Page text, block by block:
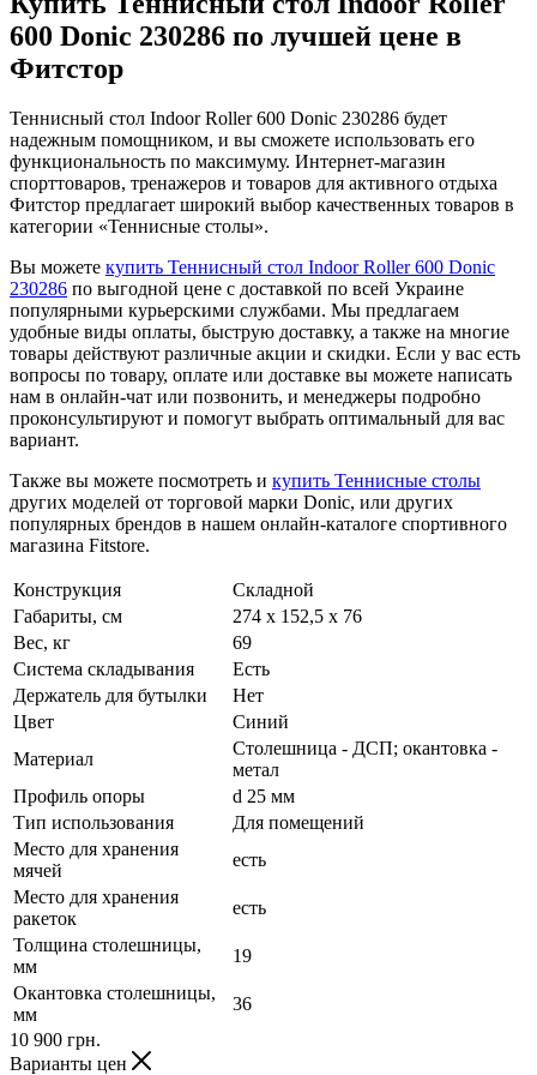
600 Donic 230286 по лучшей цене в
Фитстор
Теннисный стол Indoor Roller 600 Donic 230286 будет
надежным помощником, и вы сможете использовать его
функциональность по максимуму. Интернет-магазин
спорттоваров, тренажеров и товаров для активного отдыха
Фитстор предлагает широкий выбор качественных товаров в
категории «Теннисные столы».
Вы можете купить Теннисный стол Indoor Roller 600 Donic
230286 по выгодной цене с доставкой по всей Украине
популярными курьерскими службами. Мы предлагаем
удобные виды оплаты, быструю доставку, а также на многие
товары действуют различные акции и скидки. Если у вас есть
вопросы по товару, оплате или доставке вы можете написать
нам в онлайн-чат или позвонить, и менеджеры подробно
проконсультируют и помогут выбрать оптимальный для вас
вариант.
Также вы можете посмотреть и купить Теннисные столы
других моделей от торговой марки Donic, или других
популярных брендов в нашем онлайн-каталоге спортивного
магазина Fitstore.
Конструкция
Складной
Габариты, см
274 x 152,5 x 76
Вес, кг
69
Система складывания
Есть
Держатель для бутылки
Нет
Цвет
Синий
Материал
Столешница - ДСП; окантовка -
метал
Профиль опоры
d 25 мм
Тип использования
Для помещений
Место для хранения
мячей
есть
Место для хранения
ракеток
есть
Толщина столешницы,
мм
19
Окантовка столешницы,
мм
36
10 900 грн.
Варианты цен